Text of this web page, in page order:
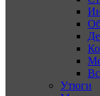
Утюги